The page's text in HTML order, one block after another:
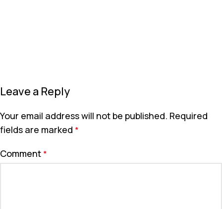
Leave a Reply
Your email address will not be published. Required
fields are marked *
Comment *